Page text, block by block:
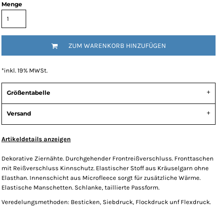
Menge
ZUM WARENKORB HINZUFÜGEN
*inkl. 19% MWSt.
Größentabelle
Versand
Artikeldetails anzeigen
Dekorative Ziernähte. Durchgehender Frontreißverschluss. Fronttaschen
mit Reißverschluss Kinnschutz. Elastischer Stoff aus Kräuselgarn ohne
Elasthan. Innenschicht aus Microfleece sorgt für zusätzliche Wärme.
Elastische Manschetten. Schlanke, taillierte Passform.
Veredelungsmethoden: Besticken, Siebdruck, Flockdruck unf Flexdruck.